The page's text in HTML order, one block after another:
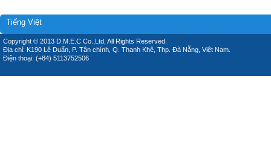
Tiếng Việt
Copyright © 2013 D.M.E.C Co.,Ltd, All Rights Reserved.
Địa chỉ: K190 Lê Duẩn, P. Tân chính, Q. Thanh Khê, Thp. Đà Nẵng, Việt Nam.
Điện thoại: (+84) 5113752506